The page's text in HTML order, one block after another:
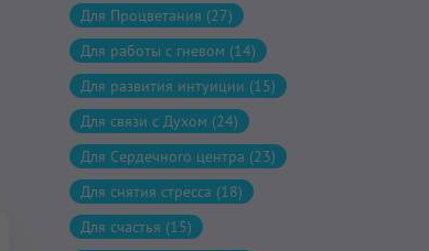
Для Процветания (27)
Для работы с гневом (14)
Для развития интуиции (15)
Для связи с Духом (24)
Для Сердечного центра (23)
Для снятия стресса (18)
Для счастья (15)